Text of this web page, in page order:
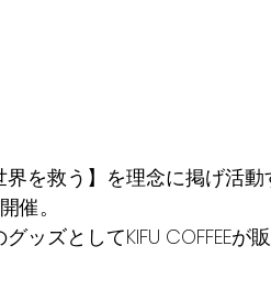
界を救う】を理念に掲げ活
催。
ッズとしてKIFU COFFEEが